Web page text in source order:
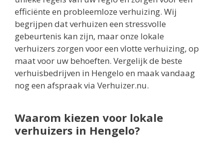
efficiënte en probleemloze verhuizing. Wij
begrijpen dat verhuizen een stressvolle
gebeurtenis kan zijn, maar onze lokale
verhuizers zorgen voor een vlotte verhuizing, op
maat voor uw behoeften. Vergelijk de beste
verhuisbedrijven in Hengelo en maak vandaag
nog een afspraak via Verhuizer.nu.
Waarom kiezen voor lokale
verhuizers in Hengelo?